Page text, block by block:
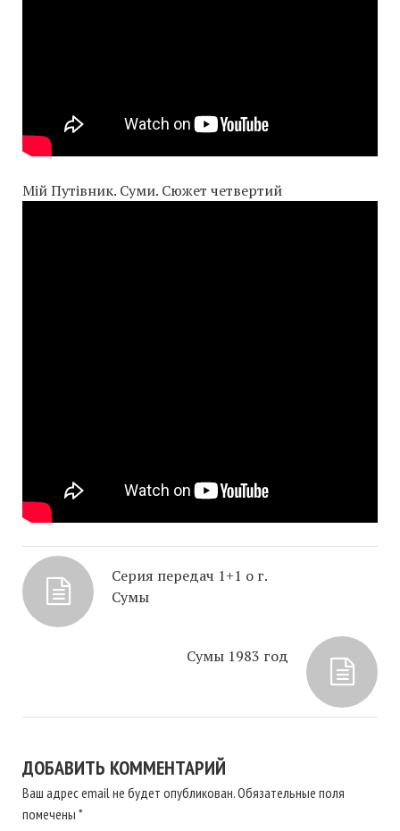
Мій Путівник. Суми. Сюжет четвертий
Серия передач 1+1 о г.
Сумы
Сумы 1983 год
ДОБАВИТЬ КОММЕНТАРИЙ
Ваш адрес email не будет опубликован.Обязательные поля
помечены *